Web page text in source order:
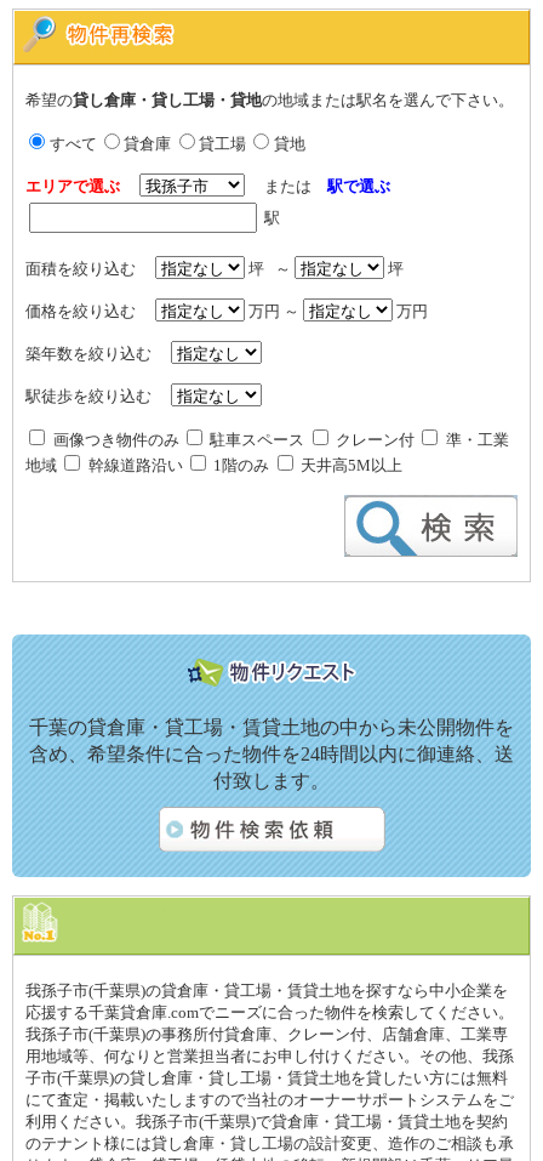
希望の貸し倉庫・貸し工場・貸地の地域または駅名を選んで下さい。
すべて 貸倉庫 貸工場 貸地
エリアで選ぶ または駅で選ぶ
駅
面積を絞り込む 坪 ～ 坪
価格を絞り込む 万円 ～ 万円
築年数を絞り込む
駅徒歩を絞り込む
画像つき物件のみ 駐車スペース クレーン付
準・工業
地域
幹線道路沿い 1階のみ 天井高5M以上
千葉の貸倉庫・貸工場・賃貸土地の中から未公開物件を
含め、希望条件に合った物件を24時間以内に御連絡、送
付致します。
我孫子市(千葉県)の貸倉庫・貸工場・賃貸土地を探すなら中小企業を
応援する千葉貸倉庫.comでニーズに合った物件を検索してください。
我孫子市(千葉県)の事務所付貸倉庫、クレーン付、店舗倉庫、工業専
用地域等、何なりと営業担当者にお申し付けください。その他、我孫
子市(千葉県)の貸し倉庫・貸し工場・賃貸土地を貸したい方には無料
にて査定・掲載いたしますので当社のオーナーサポートシステムをご
利用ください。我孫子市(千葉県)で貸倉庫・貸工場・賃貸土地を契約
のテナント様には貸し倉庫・貸し工場の設計変更、造作のご相談も承